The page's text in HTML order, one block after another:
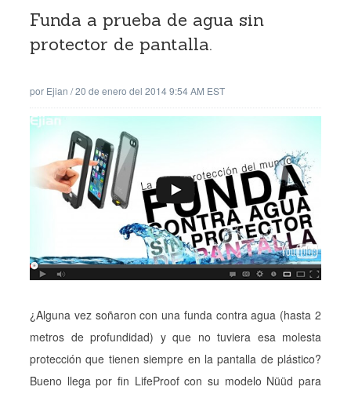
Funda a prueba de agua sin
protector de pantalla.
por Ejian /20 de enero del 2014 9:54 AM EST
¿Alguna vez soñaron con una funda contra agua (hasta 2
metros de profundidad) y que no tuviera esa molesta
protección que tienen siempre en la pantalla de plástico?
Bueno llega por fin LifeProof con su modelo Nüüd para